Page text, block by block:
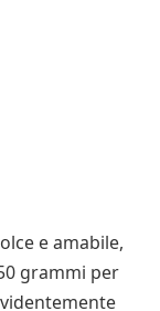
e amabile,
grammi per